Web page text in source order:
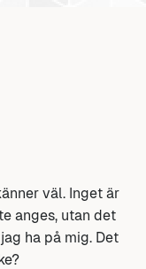
väl. Inget är
anges, utan det
ha på mig. Det